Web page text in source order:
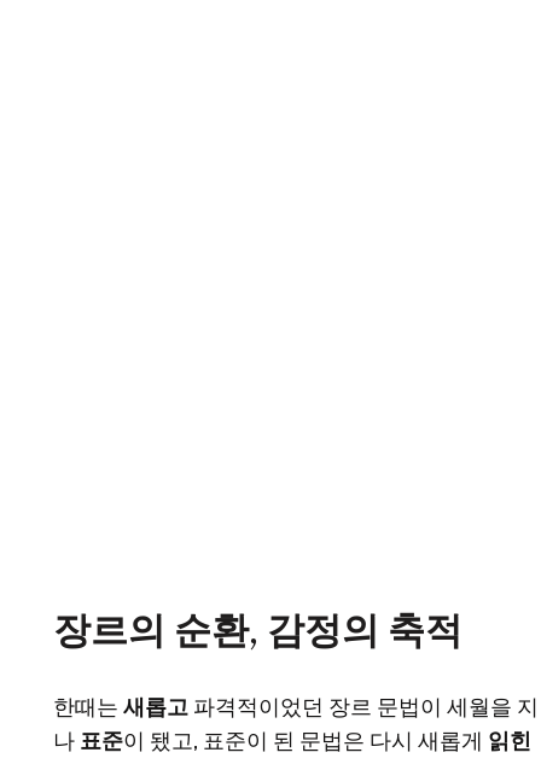
장르의 순환, 감정의 축적
한때는 새롭고 파격적이었던 장르 문법이 세월을 지
나 표준이 됐고, 표준이 된 문법은 다시 새롭게 읽힌